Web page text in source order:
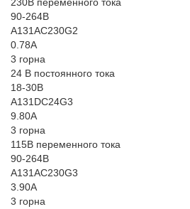
90-264В
A131AC230G2
0.78A
3 горна
24 В постоянного тока
18-30В
A131DC24G3
9.80A
3 горна
115В переменного тока
90-264В
A131AC230G3
3.90A
3 горна